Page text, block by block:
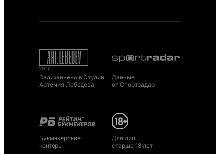
Задизайнено в Студии
Артемия Лебедева
Данные
от Спортрадар
Букмекерские
конторы
Для лиц
старше 18 лет